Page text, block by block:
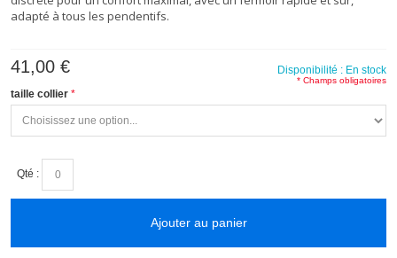
adapté à tous les pendentifs.
Disponibilité : En stock
41,00 €
taille collier
* Champs obligatoires
Qté :
Ajouter au panier